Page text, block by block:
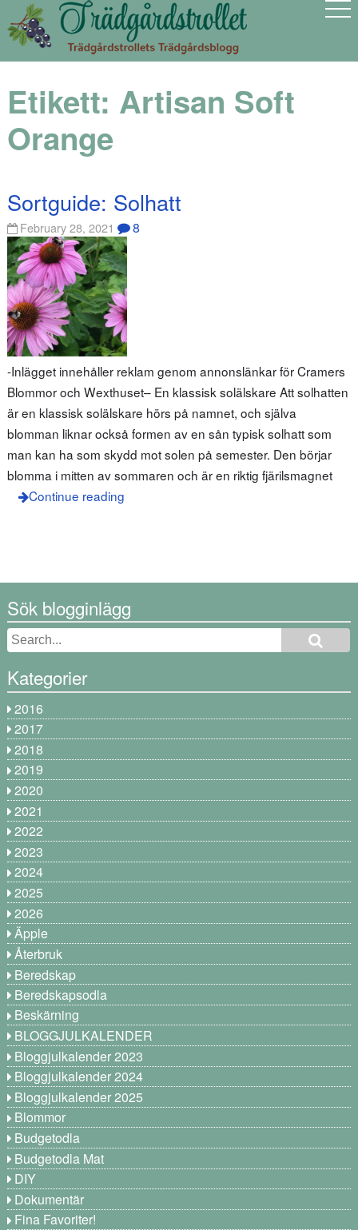
Etikett: Artisan Soft
Orange
Sortguide: Solhatt
February 28, 2021 8
-Inlägget innehåller reklam genom annonslänkar för Cramers
Blommor och Wexthuset– En klassisk solälskare Att solhatten
är en klassisk solälskare hörs på namnet, och själva
blomman liknar också formen av en sån typisk solhatt som
man kan ha som skydd mot solen på semester. Den börjar
blomma i mitten av sommaren och är en riktig fjärilsmagnet
Continue reading
Sök blogginlägg
Kategorier
2016
2017
2018
2019
2020
2021
2022
2023
2024
2025
2026
Äpple
Återbruk
Beredskap
Beredskapsodla
Beskärning
BLOGGJULKALENDER
Bloggjulkalender 2023
Bloggjulkalender 2024
Bloggjulkalender 2025
Blommor
Budgetodla
Budgetodla Mat
DIY
Dokumentär
Fina Favoriter!